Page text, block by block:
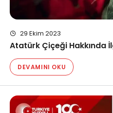
29 Ekim 2023
Atatürk Çiçeği Hakkında
DEVAMINI OKU